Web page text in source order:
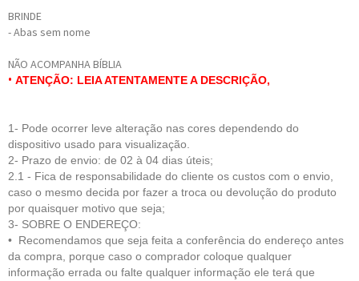
BRINDE
- Abas sem nome
NÃO ACOMPANHA BÍBLIA
• ATENÇÃO: LEIA ATENTAMENTE A DESCRIÇÃO,
1- Pode ocorrer leve alteração nas cores dependendo do
dispositivo usado para visualização.
2- Prazo de envio: de 02 à 04 dias úteis;
2.1 - Fica de responsabilidade do cliente os custos com o envio,
caso o mesmo decida por fazer a troca ou devolução do produto
por quaisquer motivo que seja;
3- SOBRE O ENDEREÇO:
• Recomendamos que seja feita a conferência do endereço antes
da compra, porque caso o comprador coloque qualquer
informação errada ou falte qualquer informação ele terá que